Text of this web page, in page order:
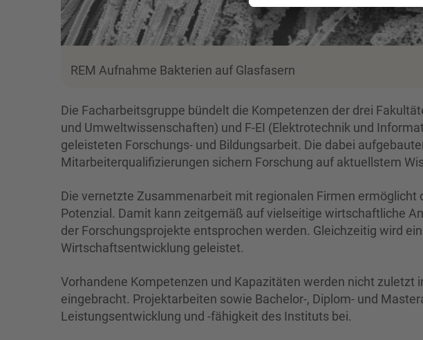
REM Aufnahme Bakterien auf Glasfasern
Die Facharbeitsgruppe bündelt die Kompetenzen der drei
und Umweltwissenschaften) und F-EI (Elektrotechnik und
geleisteten Forschungs- und Bildungsarbeit. Die dabei
Mitarbeiterqualifizierungen sichern Forschung auf aktuellstem
Die vernetzte Zusammenarbeit mit regionalen Firmen
Potenzial. Damit kann zeitgemäß auf vielseitige wirtschaftliche
der Forschungsprojekte entsprochen werden. Gleichzeitig wird
Wirtschaftsentwicklung geleistet.
Vorhandene Kompetenzen und Kapazitäten werden nicht zuletzt
eingebracht. Projektarbeiten sowie Bachelor-, Diplom- und
Leistungsentwicklung und -fähigkeit des Instituts bei.